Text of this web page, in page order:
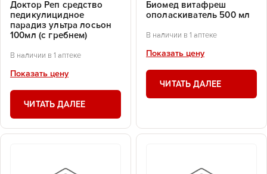
Доктор Реп средство
педикулицидное
парадиз ультра лосьон
100мл (с гребнем)
В наличии в 1 аптеке
Показать цену
ЧИТАТЬ ДАЛЕЕ
Биомед витафреш
ополаскиватель 500 мл
В наличии в 1 аптеке
Показать цену
ЧИТАТЬ ДАЛЕЕ